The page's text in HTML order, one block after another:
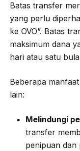
Batas transfer
yang perlu
ke OVO”. Batas
maksimum dana
hari atau satu
Beberapa
lain:
Melindungi
transfer
penipuan dan